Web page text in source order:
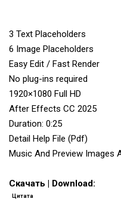
3 Text Placeholders
6 Image Placeholders
Easy Edit / Fast Render
No plug-ins required
1920×1080 Full HD
After Effects CC 2025
Duration: 0:25
Detail Help File (Pdf)
Music And Preview Images
Скачать | Download:
Цитата